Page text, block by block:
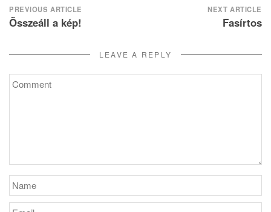
Post
navigation
PREVIOUS ARTICLE
Összeáll a kép!
NEXT ARTICLE
Fasírtos
LEAVE A REPLY